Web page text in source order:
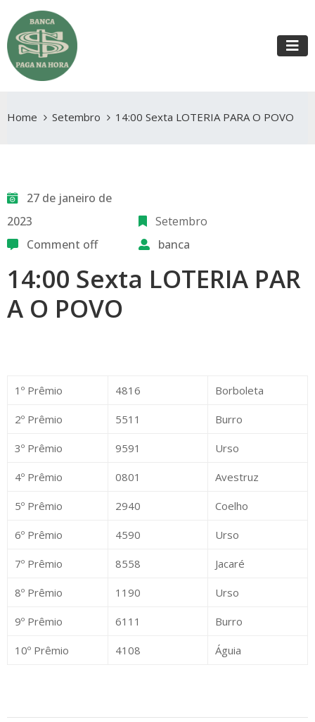
Home Setembro 14:00 Sexta LOTERIA PARA O POVO
27 de janeiro de
2023
Setembro
Comment off
banca
14:00 Sexta LOTERIA PAR
A O POVO
1º Prêmio 4816 Borboleta
2º Prêmio 5511 Burro
3º Prêmio 9591 Urso
4º Prêmio 0801 Avestruz
5º Prêmio 2940 Coelho
6º Prêmio 4590 Urso
7º Prêmio 8558 Jacaré
8º Prêmio 1190 Urso
9º Prêmio 6111 Burro
10º Prêmio 4108 Águia